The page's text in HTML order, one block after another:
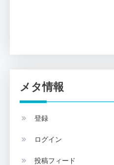
メタ情報
登録
ログイン
投稿フィード